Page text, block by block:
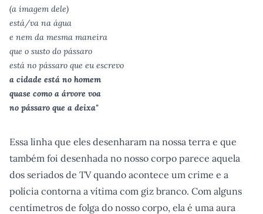
(a imagem dele)
está/va na água
e nem da mesma maneira
que o susto do pássaro
está no pássaro que eu escrevo
a cidade está no homem
quase como a árvore voa
no pássaro que a deixa"
Essa linha que eles desenharam na nossa terra e que
também foi desenhada no nosso corpo parece aquela
dos seriados de TV quando acontece um crime e a
polícia contorna a vítima com giz branco. Com alguns
centímetros de folga do nosso corpo, ela é uma aura